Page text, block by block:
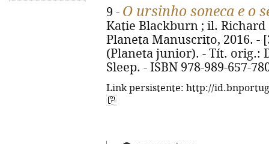
9 - O ursinho soneca e o
Katie Blackburn ; il. Richard
Planeta Manuscrito, 2016. -
(Planeta junior). - Tít. orig.:
Sleep. - ISBN 978-989-657-
Link persistente: http://